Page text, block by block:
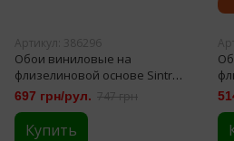
Артикул: 386296
Обои виниловые на
флизелиновой основе Sintra
Eddy черный 0,53 х 10,05м
(386296)
697 грн/рул. 747 грн
Купить